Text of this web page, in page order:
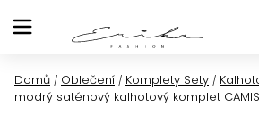
na
Domů / Oblečení / Komplety Sety /
modrý saténový kalhotový komplet